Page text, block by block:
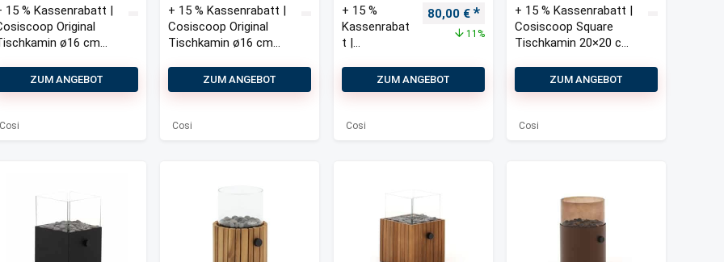
15 % Kassenrabatt |
Original
ø16 cm
ZUM ANGEBOT
Cosi
+ 15 % Kassenrabatt |
Cosiscoop Original
Tischkamin ø16 cm
ZUM ANGEBOT
Cosi
+ 15 %
Kassenrabat
t |
Original
Tischkamin
(h:30 cm)
Ursprünglicher Preis war: 90,00 €
80,00 € Aktueller Preis ist: 80,00 €.
11%
ZUM ANGEBOT
Cosi
+ 15 % Kassenrabatt |
Cosiscoop Square
Tischkamin 20×20 cm
ZUM ANGEBOT
Cosi